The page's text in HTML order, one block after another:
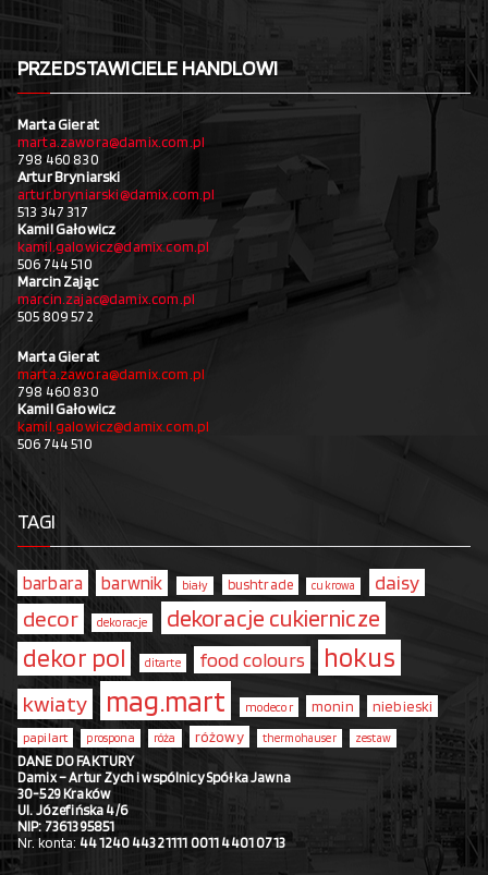
PRZEDSTAWICIELE HANDLOWI
Marta Gierat
marta.zawora@damix.com.pl
798 460 830
Artur Bryniarski
artur.bryniarski@damix.com.pl
513 347 317
Kamil Gałowicz
kamil.galowicz@damix.com.pl
506 744 510
Marcin Zając
marcin.zajac@damix.com.pl
505 809 572
Marta Gierat
marta.zawora@damix.com.pl
798 460 830
Kamil Gałowicz
kamil.galowicz@damix.com.pl
506 744 510
TAGI
barbara barwnik biały bushtrade cukrowa daisy
decor dekoracje dekoracje cukiernicze
dekor pol ditarte food colours hokus
kwiaty mag.mart modecor monin niebieski
papilart prospona róża różowy thermohauser zestaw
DANE DO FAKTURY
Damix – Artur Zych i wspólnicy Spółka Jawna
30-529 Kraków
Ul. Józefińska 4/6
NIP: 7361395851
Nr. konta: 44 1240 4432 1111 0011 4401 0713